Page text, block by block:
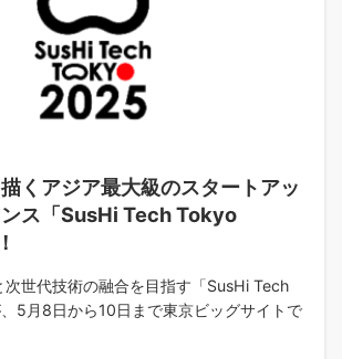
くアジア最大級のスタートアッ
ス「SusHi Tech Tokyo
次世代技術の融合を目指す「SusHi Tech
5月8日から10日まで東京ビッグサイトで